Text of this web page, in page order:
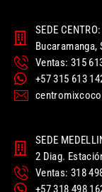
SEDE
Bucaramanga,
Ventas: 315
+57 315 613
SEDE
2 Diag.
Ventas: 318
+57 318 498